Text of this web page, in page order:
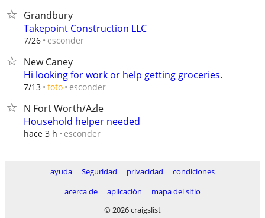
Grandbury
Takepoint Construction LLC
7/26 esconder
New Caney
Hi looking for work or help getting groceries.
7/13 foto esconder
N Fort Worth/Azle
Household helper needed
hace 3 h esconder
ayuda Seguridad privacidad
condiciones
acerca de
aplicación
mapa del sitio
© 2026 craigslist